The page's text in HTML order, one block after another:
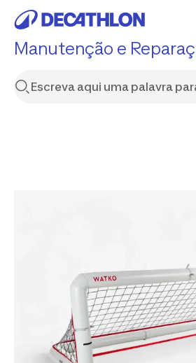
Manutenção e